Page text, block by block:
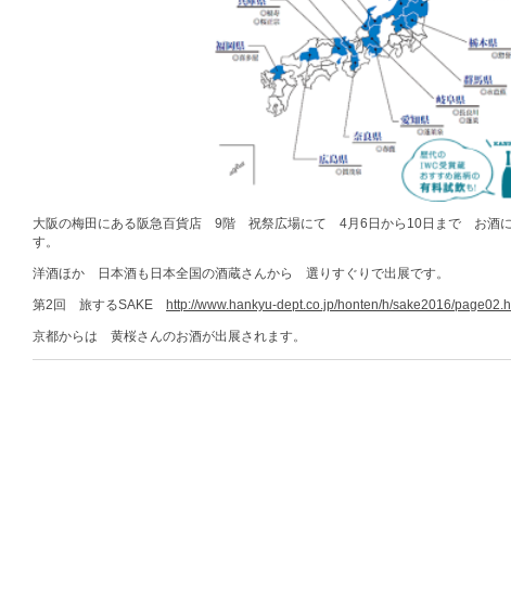
大阪の梅田にある阪急百貨店 9階 祝祭広場にて 4月6日から10日まで お酒に
す。
洋酒ほか 日本酒も日本全国の酒蔵さんから 選りすぐりで出展です。
第2回 旅するSAKE http://www.hankyu-dept.co.jp/honten/h/sake2016/
京都からは 黄桜さんのお酒が出展されます。